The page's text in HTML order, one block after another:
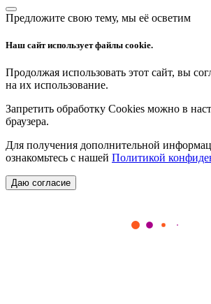
Предложите свою тему, мы её осветим
Наш сайт использует файлы cookie.
Продолжая использовать этот сайт, вы
на их использование.
Запретить обработку Cookies можно в
браузера.
Для получения дополнительной
ознакомьтесь с нашей Политикой
Даю согласие